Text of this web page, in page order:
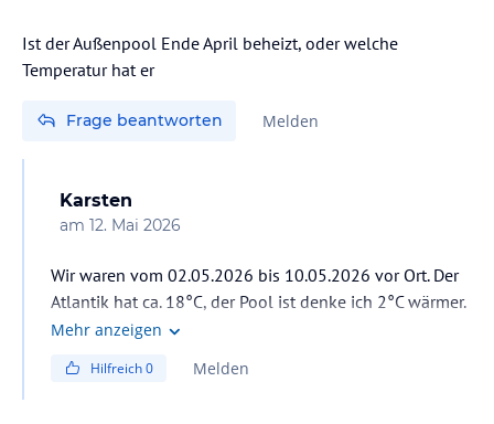
Ist der Außenpool Ende April beheizt, oder welche
Temperatur hat er
Frage beantworten Melden
Karsten
am 12. Mai 2026
Wir waren vom 02.05.2026 bis 10.05.2026 vor Ort. Der
Atlantik hat ca. 18°C, der Pool ist denke ich 2°C wärmer.
Ich vermute ungeheizt.
Mehr anzeigen
Hilfreich0 Melden